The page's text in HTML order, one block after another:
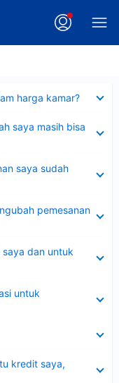
harga kamar?
saya masih bisa
saya sudah
pemesanan
dan untuk
untuk
kredit saya,